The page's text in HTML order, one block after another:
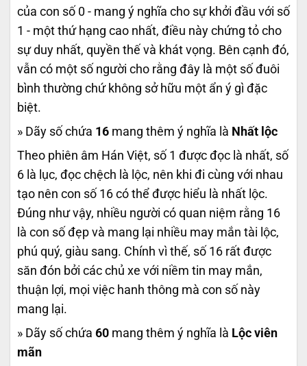
của con số 0 - mang ý nghĩa cho sự khởi đầu với số
1 - một thứ hạng cao nhất, điều này chứng tỏ cho
sự duy nhất, quyền thế và khát vọng. Bên cạnh đó,
vẫn có một số người cho rằng đây là một số đuôi
bình thường chứ không sở hữu một ẩn ý gì đặc
biệt.
» Dãy số chứa 16 mang thêm ý nghĩa là Nhất lộc
Theo phiên âm Hán Việt, số 1 được đọc là nhất, số
6 là lục, đọc chệch là lộc, nên khi đi cùng với nhau
tạo nên con số 16 có thể được hiểu là nhất lộc.
Đúng như vậy, nhiều người có quan niệm rằng 16
là con số đẹp và mang lại nhiều may mắn tài lộc,
phú quý, giàu sang. Chính vì thế, số 16 rất được
săn đón bởi các chủ xe với niềm tin may mắn,
thuận lợi, mọi việc hanh thông mà con số này
mang lại.
» Dãy số chứa 60 mang thêm ý nghĩa là Lộc viên
mãn